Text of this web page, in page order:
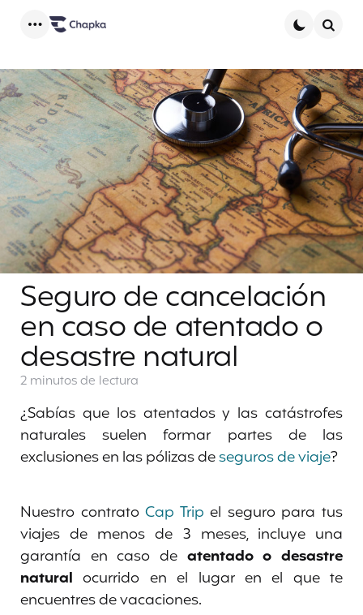
Seguro de cancelación
en caso de atentado o
desastre natural
2 minutosde lectura
¿Sabías que los atentados y las catástrofes
naturales suelen formar partes de las
exclusiones en las pólizas deseguros de viaje?
Nuestro contratoCap Trip el seguro para tus
viajes de menos de 3 meses, incluye una
garantía en caso de atentado o desastre
natural ocurrido en el lugar en el que te
encuentres de vacaciones.